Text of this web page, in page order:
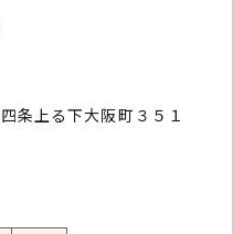
条上る下大阪町３５１